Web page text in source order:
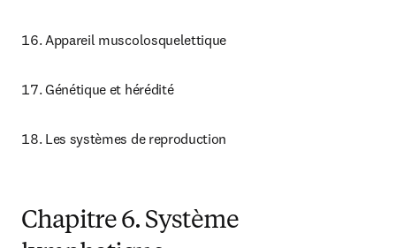
Appareil muscolosquelettique
Génétique et hérédité
Les systèmes de reproduction
Chapitre 6. Système